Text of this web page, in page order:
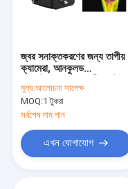
জ্বর সনাক্তকরণের জন্য তাপীয়
ক্যামেরা, আনকুলড
400x300/17μm
মূল্য:আলোচনা সাপেক্ষ
MOQ:1 টুকরা
সর্বশেষ দাম পান
এখন যোগাযোগ